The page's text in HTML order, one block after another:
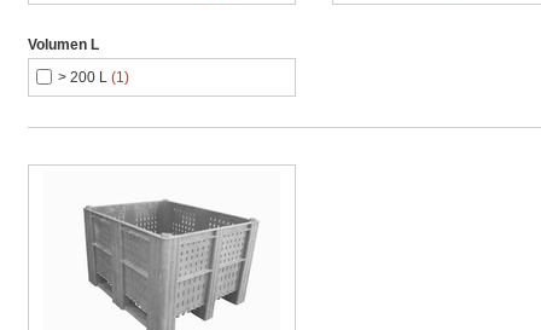
Volumen L
> 200 L (1)